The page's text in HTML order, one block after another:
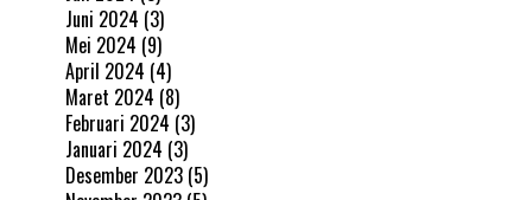
Juni 2024 (3)
Mei 2024 (9)
April 2024 (4)
Maret 2024 (8)
Februari 2024 (3)
Januari 2024 (3)
Desember 2023 (5)